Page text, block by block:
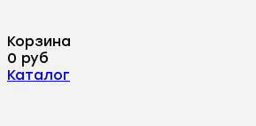
Корзина
0 руб
Каталог